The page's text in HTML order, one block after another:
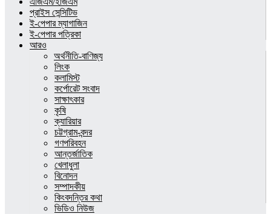
প্রাইস সেন্সিটিভ
ই-পেপার ম্যাগাজিন
ই-পেপার পত্রিকা
আরও
অর্থনীতি-বাণিজ্য
লিংক
কলামিস্ট
কর্পোরেট সংবাদ
সাক্ষাৎকার
কৃষি
ক্যারিয়ার
চট্টগ্রাম-বন্দর
গণপরিবহন
আন্তর্জাতিক
খেলাধুলা
বিনোদন
সম্পাদকীয়
কিংবদন্তির কথা
ভিডিও নিউজ